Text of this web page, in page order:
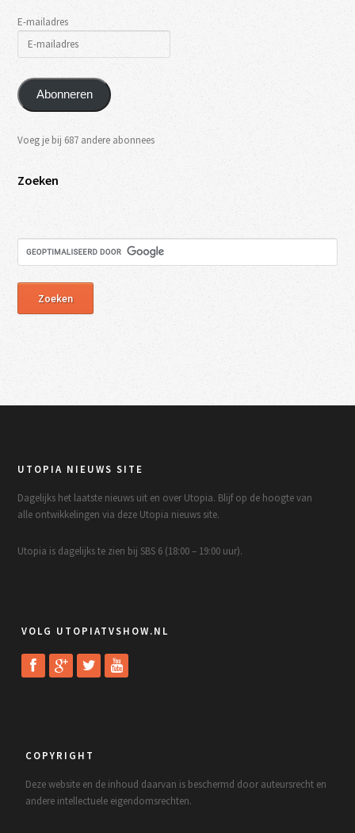
E-mailadres
Abonneren
Voeg je bij 687 andere abonnees
Zoeken
UTOPIA NIEUWS SITE
Dagelijks het laatste nieuws uit en over Utopia. Blijf op de hoogte van
alle ontwikkelingen via deze Utopia nieuws site.
Utopia is dagelijks te zien bij SBS 6 (18:00 – 19:00 uur).
VOLG UTOPIATVSHOW.NL
COPYRIGHT
Deze website en de inhoud daarvan is beschermd door auteursrecht en
andere intellectuele eigendomsrechten.